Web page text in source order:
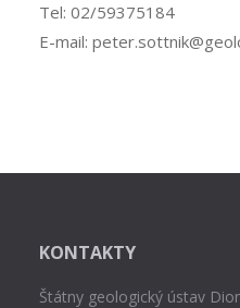
Tel: 02/59375184
E-mail:
KONTAKTY
Štátny geologický ústav